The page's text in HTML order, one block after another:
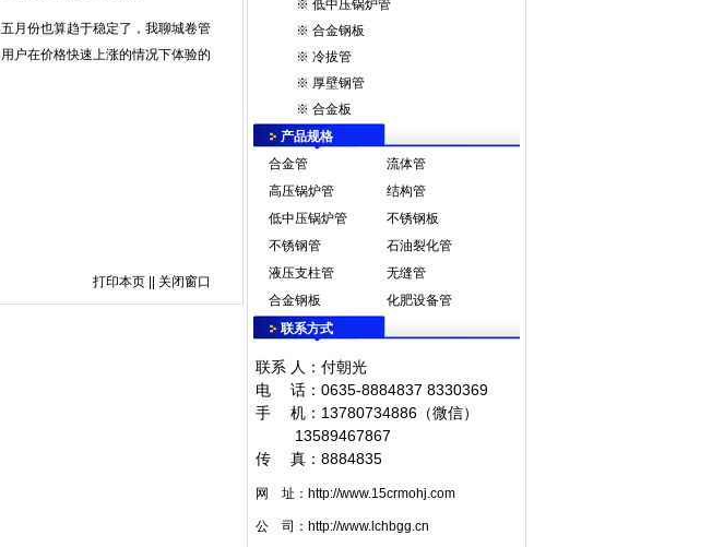
月份也算趋于稳定了，我聊城卷管
户在价格快速上涨的情况下体验的
打印本页|| 关闭窗口
※ 低中压锅炉管
※ 合金钢板
※ 冷拔管
※ 厚壁钢管
※ 合金板
产品规格
合金管
高压锅炉管
低中压锅炉管
不锈钢管
液压支柱管
合金钢板
流体管
结构管
不锈钢板
石油裂化管
无缝管
化肥设备管
联系方式
联系 人：付朝光
电 话：0635-8884837 8330369
手 机：13780734886（微信）
13589467867
传 真：8884835
网 址： http://www.15crmohj.com
公 司： http://www.lchbgg.cn